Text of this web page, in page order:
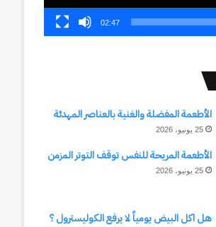
02:47
الأطعمة المفضلة والغنية بالعناصر المهدئة
25 يونيو، 2026
الأطعمة المريحة للنفس توقف التوتر المزمن
25 يونيو، 2026
هل اكل البيض يومياً لا يرفع الكوليسترول ؟